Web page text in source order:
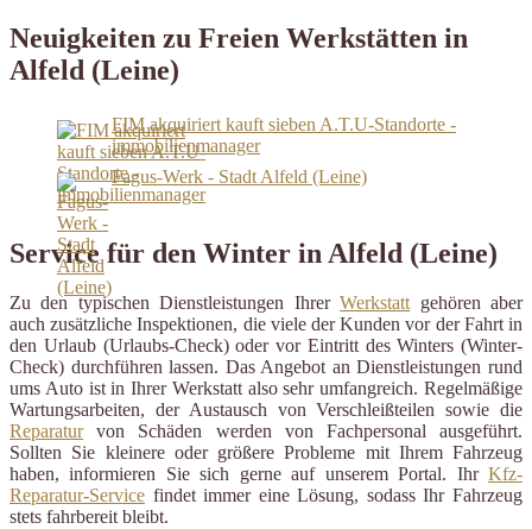
Neuigkeiten zu Freien Werkstätten in
Alfeld (Leine)
FIM akquiriert kauft sieben A.T.U-Standorte -
immobilienmanager
Fagus-Werk - Stadt Alfeld (Leine)
Service für den Winter in Alfeld (Leine)
Zu den typischen Dienstleistungen IhrerWerkstattgehören aber
auch zusätzliche Inspektionen, die viele der Kunden vor der Fahrt in
den Urlaub (Urlaubs-Check) oder vor Eintritt des Winters (Winter-
Check) durchführen lassen. Das Angebot an Dienstleistungen rund
ums Auto ist in Ihrer Werkstatt also sehr umfangreich. Regelmäßige
Wartungsarbeiten, der Austausch von Verschleißteilen sowie die
Reparaturvon Schäden werden von Fachpersonal ausgeführt.
Sollten Sie kleinere oder größere Probleme mit Ihrem Fahrzeug
haben, informieren Sie sich gerne auf unserem Portal. Ihr Kfz-
Reparatur-Service findet immer eine Lösung, sodass Ihr Fahrzeug
stets fahrbereit bleibt.